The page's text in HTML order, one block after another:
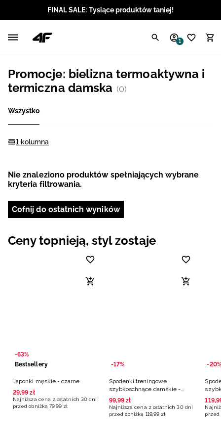
FINAL SALE: Tysiące produktów taniej!
1
Promocje: bielizna termoaktywna i
termiczna damska (0)
Wszystko
1 kolumna
Nie znaleziono produktów spełniających wybrane
kryteria filtrowania.
Cofnij do ostatnich wyników
Ceny topnieją, styl zostaje
-63%
Bestsellery
Japonki męskie - czarne
29,99 zł
Najniższa cena z ostatnich 30 dni
przed obniżką 79,99 zł
-17%
Spodenki treningowe
szybkoschnące damskie -
czarne
99,99 zł
Najniższa cena z ostatnich 30 dni
przed obniżką 119,99 zł
-20%
119,
przed
Angielski / USD
Litewski / EUR
Łotewski / EUR